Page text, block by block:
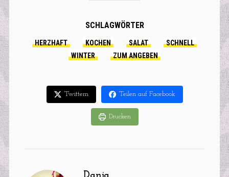
SCHLAGWÖRTER
HERZHAFT KOCHEN SALAT
SCHNELL
WINTER
ZUM ANGEBEN
Twittern Teilen auf Facebook
Drucken